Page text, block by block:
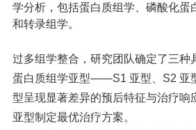
学分析，包括蛋白质组学、磷酸化蛋
和转录组学。
过多组学整合，研究团队确定了三种
蛋白质组学亚型——S1 亚型、S2 亚
型呈现显著差异的预后特征与治疗响
亚型制定最优治疗方案。